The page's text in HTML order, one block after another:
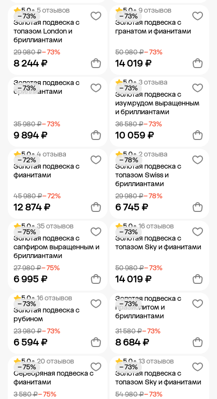
Добавить в корзину Добавить в корзину
5.0• 5 отзывов
Золотая подвеска с
топазом London и
бриллиантами
29 980 ₽− 73%
8 244 ₽
− 73%
Добавить в корзину
5.0• 9 отзывов
Золотая подвеска с
гранатом и фианитами
50 980 ₽− 73%
14 019 ₽
− 73%
Добавить в корзину
Золотая подвеска с
бриллиантами
35 980 ₽− 73%
9 894 ₽
− 73%
Добавить в корзину
5.0• 3 отзыва
Золотая подвеска с
изумрудом выращенным
и бриллиантами
36 580 ₽− 73%
10 059 ₽
− 73%
Добавить в корзину
5.0• 4 отзыва
Золотая подвеска с
фианитами
45 980 ₽− 72%
12 874 ₽
− 72%
Добавить в корзину
5.0• 2 отзыва
Золотая подвеска с
топазом Swiss и
бриллиантами
29 980 ₽− 78%
6 745 ₽
− 78%
Добавить в корзину
5.0• 35 отзывов
Золотая подвеска с
сапфиром выращенным и
бриллиантами
27 980 ₽− 75%
6 995 ₽
− 75%
Добавить в корзину
5.0• 16 отзывов
Золотая подвеска с
топазом Sky и фианитами
50 980 ₽− 73%
14 019 ₽
− 73%
Добавить в корзину
5.0• 16 отзывов
Золотая подвеска с
рубином
23 980 ₽− 73%
6 594 ₽
− 73%
Добавить в корзину
Золотая подвеска с
празиолитом и
бриллиантами
31 580 ₽− 73%
8 684 ₽
− 73%
Добавить в корзину
5.0• 20 отзывов
Серебряная подвеска с
фианитами
3 580 ₽− 75%
− 75%
5.0• 13 отзывов
Золотая подвеска с
топазом Sky и фианитами
54 980 ₽− 73%
− 73%